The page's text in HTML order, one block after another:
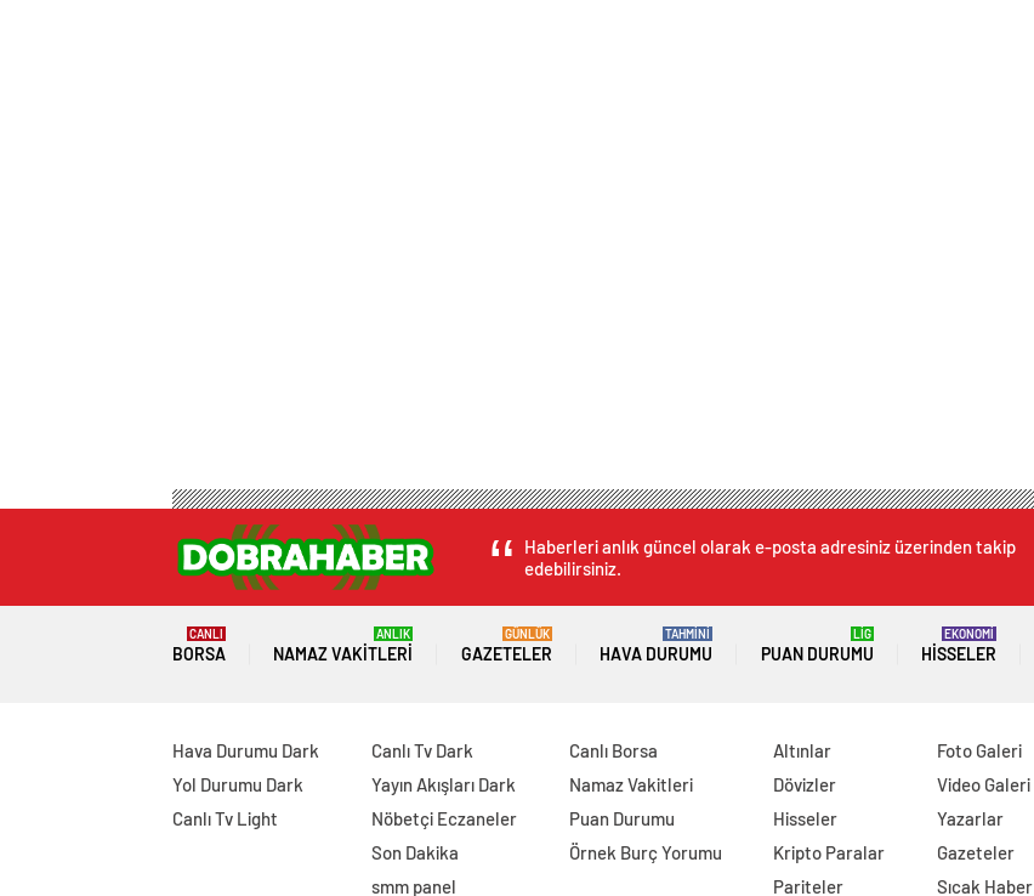
Haberleri anlık güncel olarak e-posta adresiniz üzerinden takip
edebilirsiniz.
BORSA
CANLI
NAMAZ VAKITLERI
ANLIK
GAZETELER
GÜNLÜK
HAVA DURUMU
TAHMİNİ
PUAN DURUMU
LİG
HISSELER
EKONOMİ
Hava Durumu Dark
Yol Durumu Dark
Canlı Tv Light
Canlı Tv Dark
Yayın Akışları Dark
Nöbetçi Eczaneler
Son Dakika
smm panel
Canlı Borsa
Namaz Vakitleri
Puan Durumu
Örnek Burç Yorumu
Altınlar
Dövizler
Hisseler
Kripto Paralar
Pariteler
Foto Galeri
Video Galeri
Yazarlar
Gazeteler
Sıcak Haber